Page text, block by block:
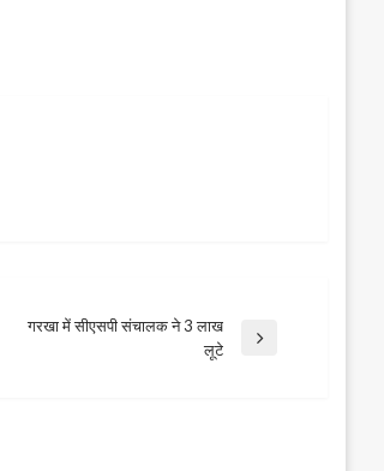
गरखा में सीएसपी संचालक ने 3 लाख
लूटे